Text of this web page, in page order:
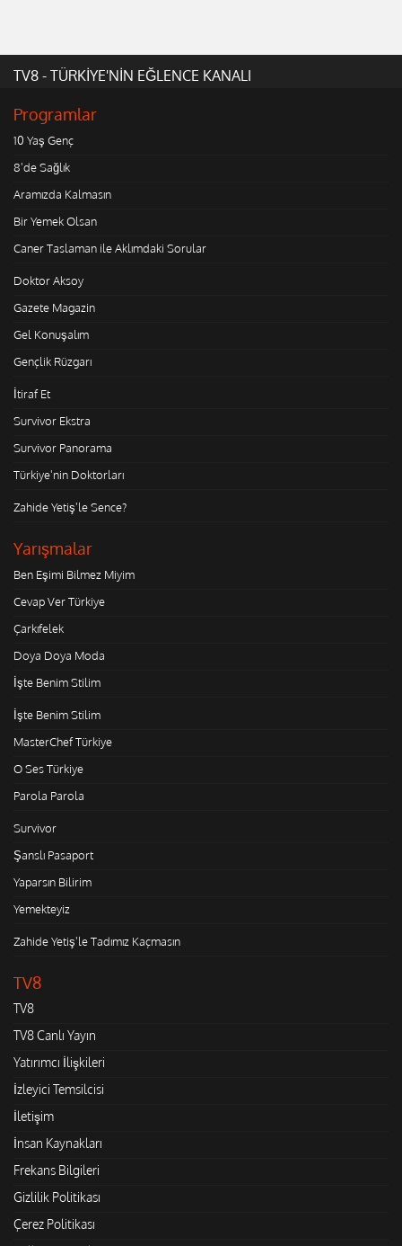
TV8 - TÜRKİYE'NİN EĞLENCE KANALI
Programlar
10 Yaş Genç
8'de Sağlık
Aramızda Kalmasın
Bir Yemek Olsan
Caner Taslaman ile Aklımdaki Sorular
Doktor Aksoy
Gazete Magazin
Gel Konuşalım
Gençlik Rüzgarı
İtiraf Et
Survivor Ekstra
Survivor Panorama
Türkiye'nin Doktorları
Zahide Yetiş'le Sence?
Yarışmalar
Ben Eşimi Bilmez Miyim
Cevap Ver Türkiye
Çarkıfelek
Doya Doya Moda
İşte Benim Stilim
İşte Benim Stilim
MasterChef Türkiye
O Ses Türkiye
Parola Parola
Survivor
Şanslı Pasaport
Yaparsın Bilirim
Yemekteyiz
Zahide Yetiş'le Tadımız Kaçmasın
TV8
TV8
TV8 Canlı Yayın
Yatırımcı İlişkileri
İzleyici Temsilcisi
İletişim
İnsan Kaynakları
Frekans Bilgileri
Gizlilik Politikası
Çerez Politikası